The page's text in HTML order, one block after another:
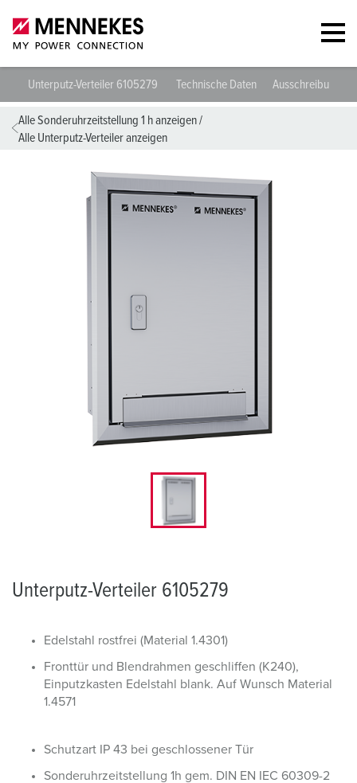
Unterputz-Verteiler 6105279 Technische Daten
Alle Sonderuhrzeitstellung 1 h anzeigen/
Alle Unterputz-Verteiler anzeigen
Unterputz-Verteiler 6105279
Edelstahl rostfrei (Material 1.4301)
Fronttür und Blendrahmen geschliffen (K240),
Einputzkasten Edelstahl blank. Auf Wunsch Material
1.4571
Schutzart IP 43 bei geschlossener Tür
Sonderuhrzeitstellung 1h gem. DIN EN IEC 60309-2